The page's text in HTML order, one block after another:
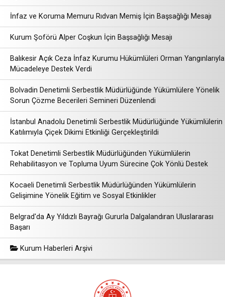
İnfaz ve Koruma Memuru Rıdvan Memiş İçin Başsağlığı Mesajı
Kurum Şoförü Alper Coşkun İçin Başsağlığı Mesajı
Balıkesir Açık Ceza İnfaz Kurumu Hükümlüleri Orman Yangınlarıyla
Mücadeleye Destek Verdi
Bolvadin Denetimli Serbestlik Müdürlüğünde Yükümlülere Yönelik
Sorun Çözme Becerileri Semineri Düzenlendi
İstanbul Anadolu Denetimli Serbestlik Müdürlüğünde Yükümlülerin
Katılımıyla Çiçek Dikimi Etkinliği Gerçekleştirildi
Tokat Denetimli Serbestlik Müdürlüğünden Yükümlülerin
Rehabilitasyon ve Topluma Uyum Sürecine Çok Yönlü Destek
Kocaeli Denetimli Serbestlik Müdürlüğünden Yükümlülerin
Gelişimine Yönelik Eğitim ve Sosyal Etkinlikler
Belgrad'da Ay Yıldızlı Bayrağı Gururla Dalgalandıran Uluslararası
Başarı
Kurum Haberleri Arşivi